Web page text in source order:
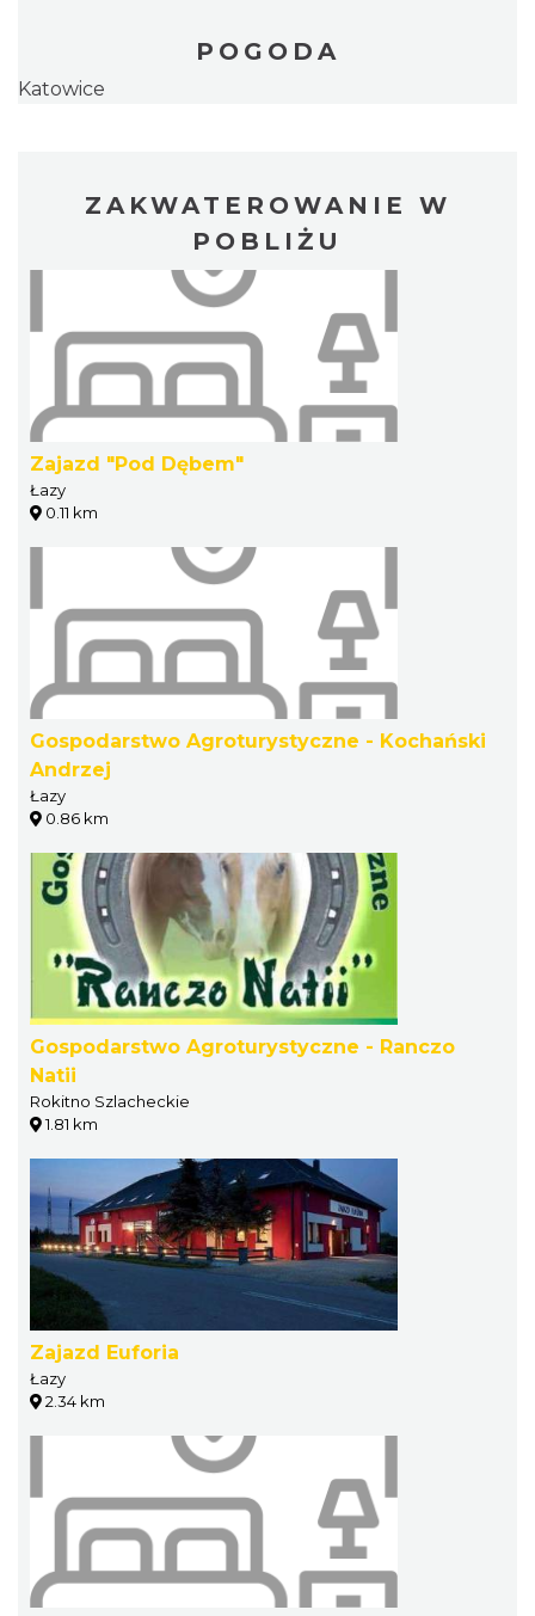
POGODA
Katowice
ZAKWATEROWANIE W
POBLIŻU
Zajazd "Pod Dębem"
Łazy
0.11 km
Gospodarstwo Agroturystyczne - Kochański
Andrzej
Łazy
0.86 km
Gospodarstwo Agroturystyczne - Ranczo
Natii
Rokitno Szlacheckie
1.81 km
Zajazd Euforia
Łazy
2.34 km